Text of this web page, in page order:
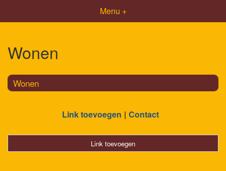
Menu +
Wonen
Wonen
Link toevoegen Contact
Link toevoegen